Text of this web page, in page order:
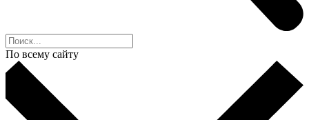
По всему сайту